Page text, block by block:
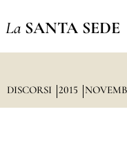
La SANTA SEDE
DISCORSI 2015